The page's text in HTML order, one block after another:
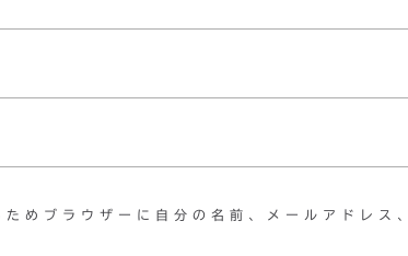
めブラウザーに自分の名前、メールアドレス